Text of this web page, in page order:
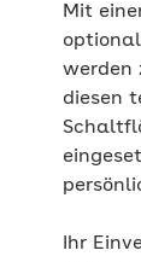
Mit
werden
diesen
Ihr